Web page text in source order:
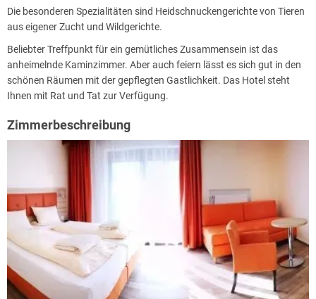
Die besonderen Spezialitäten sind Heidschnuckengerichte von Tieren
aus eigener Zucht und Wildgerichte.
Beliebter Treffpunkt für ein gemütliches Zusammensein ist das
anheimelnde Kaminzimmer. Aber auch feiern lässt es sich gut in den
schönen Räumen mit der gepflegten Gastlichkeit. Das Hotel steht
Ihnen mit Rat und Tat zur Verfügung.
Zimmerbeschreibung